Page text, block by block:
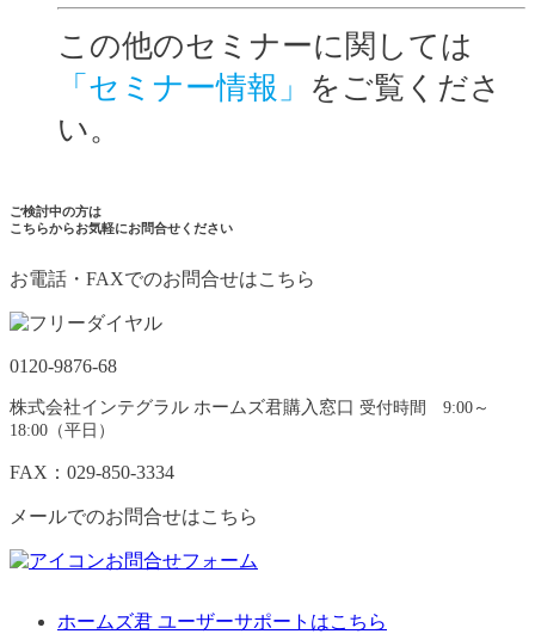
この他のセミナーに関しては
「セミナー情報」
をご覧くださ
い。
ご検討中の方は
こちらからお気軽にお問合せください
お電話・FAXでのお問合せはこちら
0120-9876-68
株式会社インテグラル ホームズ君購入窓口 受付時間 9:00～
18:00（平日）
FAX：029-850-3334
メールでのお問合せはこちら
お問合せフォーム
ホームズ君 ユーザーサポートはこちら